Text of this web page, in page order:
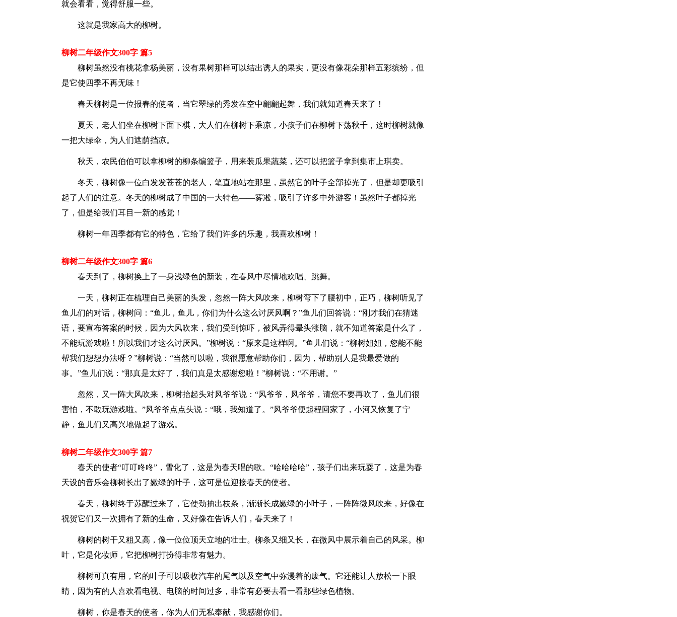
就会看看，觉得舒服一些。
这就是我家高大的柳树。
柳树二年级作文300字 篇5
柳树虽然没有桃花拿杨美丽，没有果树那样可以结出诱人的果实，更没有像花朵那样五彩缤纷，但
是它使四季不再无味！
春天柳树是一位报春的使者，当它翠绿的秀发在空中翩翩起舞，我们就知道春天来了！
夏天，老人们坐在柳树下面下棋，大人们在柳树下乘凉，小孩子们在柳树下荡秋千，这时柳树就像
一把大绿伞，为人们遮荫挡凉。
秋天，农民伯伯可以拿柳树的柳条编篮子，用来装瓜果蔬菜，还可以把篮子拿到集市上琪卖。
冬天，柳树像一位白发发苍苍的老人，笔直地站在那里，虽然它的叶子全部掉光了，但是却更吸引
起了人们的注意。冬天的柳树成了中国的一大特色——雾凇，吸引了许多中外游客！虽然叶子都掉光
了，但是给我们耳目一新的感觉！
柳树一年四季都有它的特色，它给了我们许多的乐趣，我喜欢柳树！
柳树二年级作文300字 篇6
春天到了，柳树换上了一身浅绿色的新装，在春风中尽情地欢唱、跳舞。
一天，柳树正在梳理自己美丽的头发，忽然一阵大风吹来，柳树弯下了腰初中，正巧，柳树听见了
鱼儿们的对话，柳树问：“鱼儿，鱼儿，你们为什么这么讨厌风啊？”鱼儿们回答说：“刚才我们在猜迷
语，要宣布答案的时候，因为大风吹来，我们受到惊吓，被风弄得晕头涨脑，就不知道答案是什么了，
不能玩游戏啦！所以我们才这么讨厌风。”柳树说：“原来是这样啊。”鱼儿们说：“柳树姐姐，您能不能
帮我们想想办法呀？”柳树说：“当然可以啦，我很愿意帮助你们，因为，帮助别人是我最爱做的
事。”鱼儿们说：“那真是太好了，我们真是太感谢您啦！”柳树说：“不用谢。”
忽然，又一阵大风吹来，柳树抬起头对风爷爷说：“风爷爷，风爷爷，请您不要再吹了，鱼儿们很
害怕，不敢玩游戏啦。”风爷爷点点头说：“哦，我知道了。”风爷爷便起程回家了，小河又恢复了宁
静，鱼儿们又高兴地做起了游戏。
柳树二年级作文300字 篇7
春天的使者“叮叮咚咚”，雪化了，这是为春天唱的歌。“哈哈哈哈”，孩子们出来玩耍了，这是为春
天设的音乐会柳树长出了嫩绿的叶子，这可是位迎接春天的使者。
春天，柳树终于苏醒过来了，它使劲抽出枝条，渐渐长成嫩绿的小叶子，一阵阵微风吹来，好像在
祝贺它们又一次拥有了新的生命，又好像在告诉人们，春天来了！
柳树的树干又粗又高，像一位位顶天立地的壮士。柳条又细又长，在微风中展示着自己的风采。柳
叶，它是化妆师，它把柳树打扮得非常有魅力。
柳树可真有用，它的叶子可以吸收汽车的尾气以及空气中弥漫着的废气。它还能让人放松一下眼
睛，因为有的人喜欢看电视、电脑的时间过多，非常有必要去看一看那些绿色植物。
柳树，你是春天的使者，你为人们无私奉献，我感谢你们。